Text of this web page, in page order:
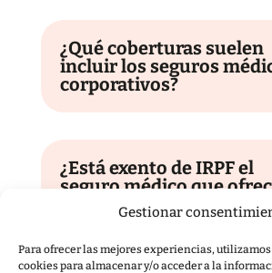
Gestionar
Para ofrecer las mejores experiencias,
cookies para almacenar y/o acceder a la
¿Qué coberturas suelen
incluir los seguros
corporativos?
¿Está exento de IRPF el
seguro médico que
empresa?